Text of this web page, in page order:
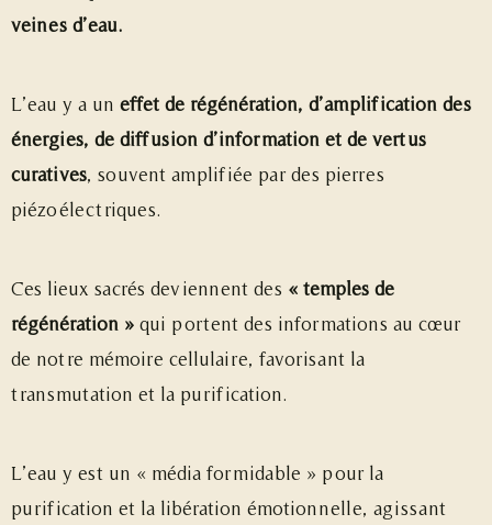
veines d’eau.
L’eau y a un effet de régénération, d’amplification des
énergies, de diffusion d’information et de vertus
curatives, souvent amplifiée par des pierres
piézoélectriques.
Ces lieux sacrés deviennent des « temples de
régénération » qui portent des informations au cœur
de notre mémoire cellulaire, favorisant la
transmutation et la purification.
L’eau y est un « média formidable » pour la
purification et la libération émotionnelle, agissant